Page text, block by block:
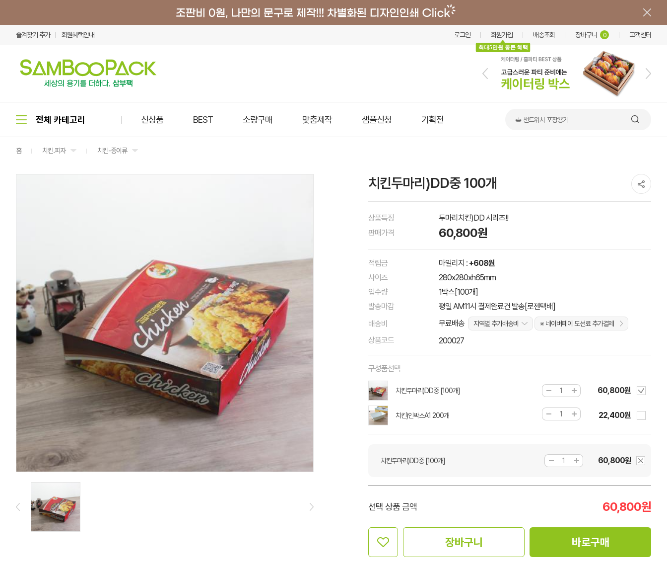
즐겨찾기 추가 회원혜택안내 로그인 회원가입
최대5만원 통큰 혜택
배송조회 장바구니 0 고객센터
신상품 BEST 소량구매 맞춤제작 샘플신청 기획전 📢 한상·옹기 출시
홈 치킨.피자 치킨-종이류
치킨두마리)DD중 100개
상품특징
두마리치킨)DD 시리즈!!
판매가격
60,800원
적립금 마일리지 : +608원
사이즈
280x280xh65mm
입수량
1박스[100개]
발송마감
평일 AM11시 결제완료건 발송[로젠택배]
배송비
무료배송 지역별 추가배송비 ※ 네이버페이 도선료 추가결제
상품코드 200027
구성품선택
치킨두마리)DD중 [100개] 60,800원
치킨)인박스A1 200개 22,400원
치킨두마리)DD중 [100개] 60,800원
선택 상품 금액 60,800원
장바구니 바로구매